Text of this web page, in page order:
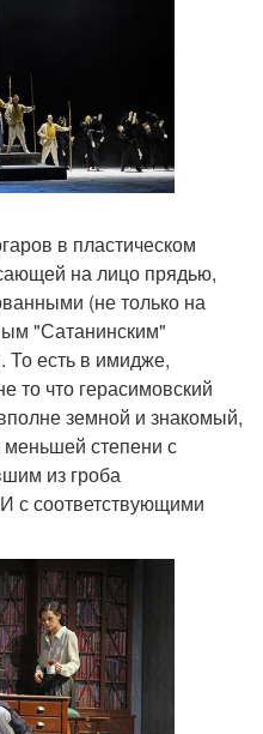
в пластическом
на лицо прядью,
(не только на
"Сатанинским"
есть в имидже,
то что герасимовский
земной и знакомый,
меньшей степени с
из гроба
с соответствующими